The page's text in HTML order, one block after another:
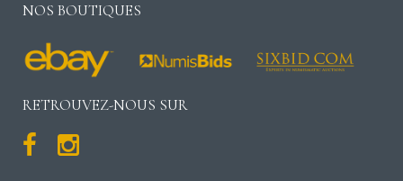
NOS BOUTIQUES
RETROUVEZ-NOUS SUR